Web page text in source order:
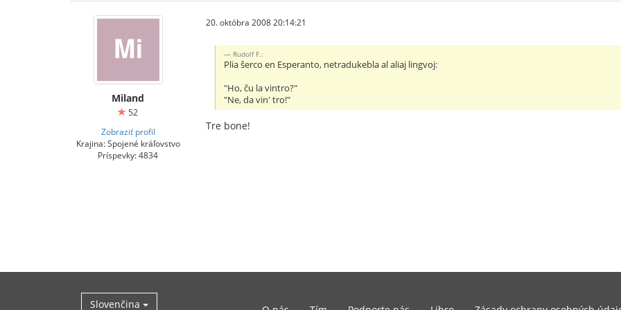
Miland
52
Zobraziť profil
Krajina: Spojené kráľovstvo
Príspevky: 4834
20. októbra 2008 20:14:21
Rudolf F.:
Plia ŝerco en Esperanto, netradukebla al aliaj lingvoj:
"Ho, ĉu la vintro?"
"Ne, da vin' tro!"
Tre bone!
Slovenčina